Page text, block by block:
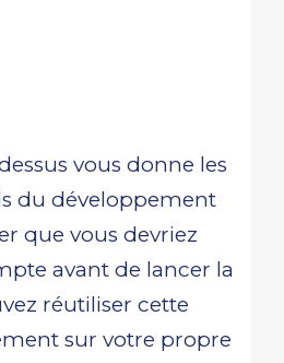
vous donne les
du développement
que vous devriez
avant de lancer la
réutiliser cette
sur votre propre